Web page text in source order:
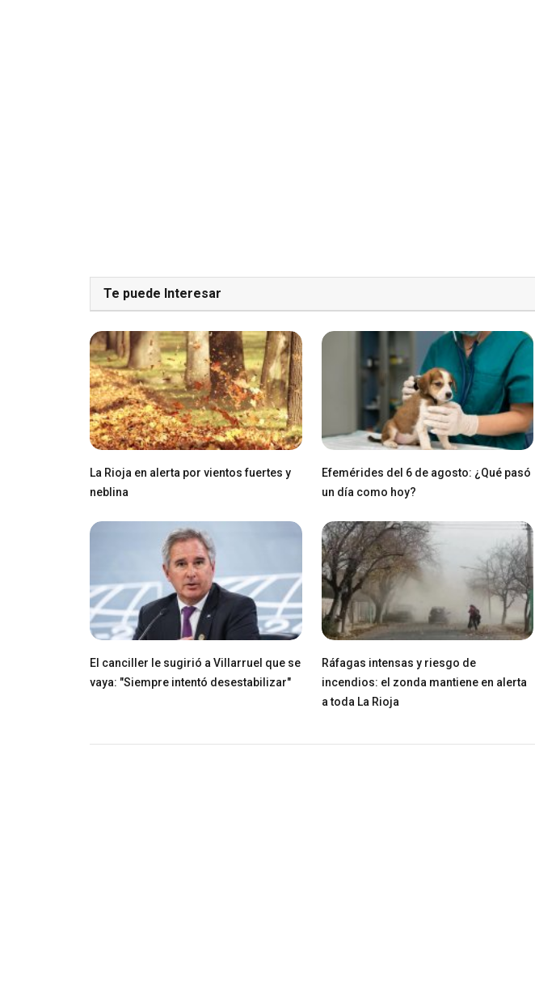
Te puede Interesar
La Rioja en alerta por vientos fuertes y
neblina
Efemérides del 6 de agosto: ¿Qué pasó
un día como hoy?
El canciller le sugirió a Villarruel que se
vaya: "Siempre intentó desestabilizar"
Ráfagas intensas y riesgo de
incendios: el zonda mantiene en alerta
a toda La Rioja